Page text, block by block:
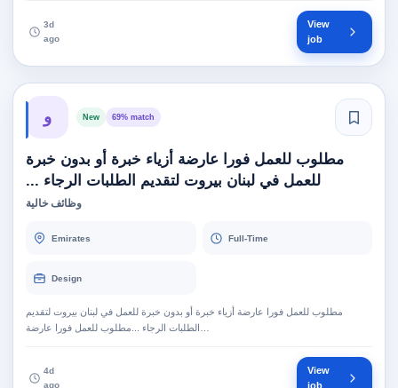
3d
ago
View
job
و New 69% match
مطلوب للعمل فورا عارضة أزياء خبرة أو بدون خبرة
للعمل في لبنان بيروت لتقديم الطلبات الرجاء ...
وظائف خالية
Emirates Full-Time
Design
مطلوب للعمل فورا عارضة أزياء خبرة أو بدون خبرة للعمل في لبنان بيروت لتقديم
4d
ago
View
job